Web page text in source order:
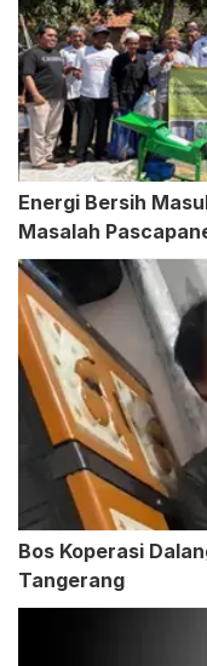
Energi Bersih
Masalah
Bos Koperasi
Tangerang